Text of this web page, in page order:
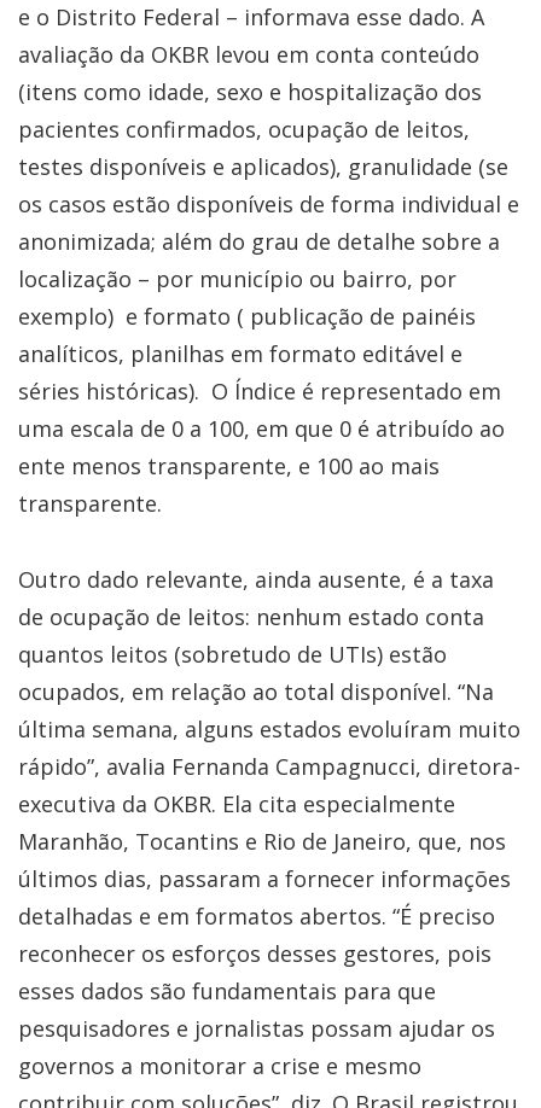
e o Distrito Federal – informava esse dado. A
avaliação da OKBR levou em conta conteúdo
(itens como idade, sexo e hospitalização dos
pacientes confirmados, ocupação de leitos,
testes disponíveis e aplicados), granulidade (se
os casos estão disponíveis de forma individual e
anonimizada; além do grau de detalhe sobre a
localização – por município ou bairro, por
exemplo) e formato ( publicação de painéis
analíticos, planilhas em formato editável e
séries históricas). O Índice é representado em
uma escala de 0 a 100, em que 0 é atribuído ao
ente menos transparente, e 100 ao mais
transparente.
Outro dado relevante, ainda ausente, é a taxa
de ocupação de leitos: nenhum estado conta
quantos leitos (sobretudo de UTIs) estão
ocupados, em relação ao total disponível. “Na
última semana, alguns estados evoluíram muito
rápido”, avalia Fernanda Campagnucci, diretora-
executiva da OKBR. Ela cita especialmente
Maranhão, Tocantins e Rio de Janeiro, que, nos
últimos dias, passaram a fornecer informações
detalhadas e em formatos abertos. “É preciso
reconhecer os esforços desses gestores, pois
esses dados são fundamentais para que
pesquisadores e jornalistas possam ajudar os
governos a monitorar a crise e mesmo